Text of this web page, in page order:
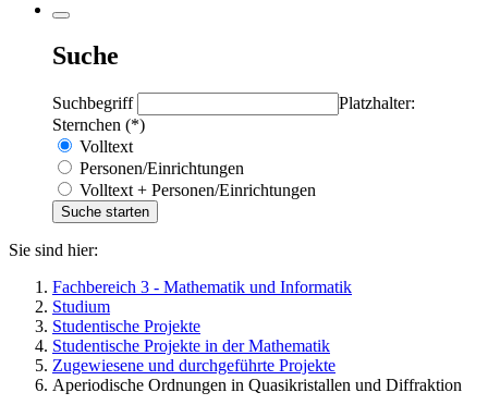
Suche
Suchbegriff
Platzhalter:
Sternchen (*)
Volltext
Personen/Einrichtungen
Volltext + Personen/Einrichtungen
Sie sind hier:
Fachbereich 3 - Mathematik und Informatik
Studium
Studentische Projekte
Studentische Projekte in der Mathematik
Zugewiesene und durchgeführte Projekte
Aperiodische Ordnungen in Quasikristallen und Diffraktion